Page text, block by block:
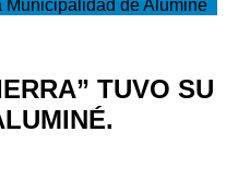
Municipalidad de Aluminé
TUVO SU